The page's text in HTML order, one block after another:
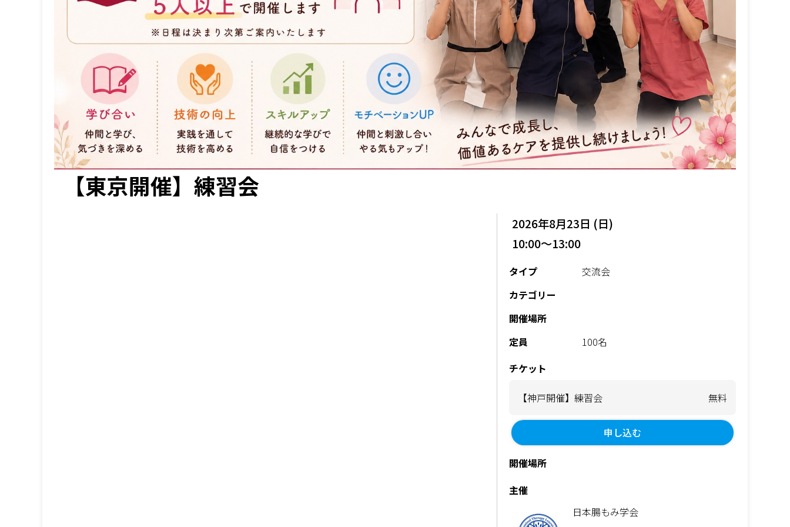
【東京開催】練習会
2026年8月23日 (日)
10:00～13:00
タイプ
交流会
カテゴリー
開催場所
定員
100名
チケット
【神戸開催】練習会 無料
申し込む
開催場所
主催
日本腸もみ学会